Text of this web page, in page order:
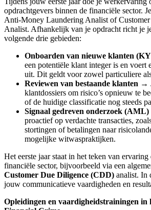
opdrachtgevers binnen de financiële sector.
Anti-Money Laundering Analist of
Analist. Afhankelijk van je opdracht richt je
volgende drie gebieden:
Onboarden van nieuwe klanten
een potentiële klant integer is en voert
uit. Dit geldt voor zowel particuliere
Reviewen van bestaande klanten →
klantdossiers om risico’s opnieuw te
of de huidige classificatie nog steeds
Signaal gedreven onderzoek (AML)
proactief op verdachte transacties,
stortingen of betalingen naar
mogelijke witwaspraktijken.
Het eerste jaar staat in het teken van
financiële sector, bijvoorbeeld via een
Customer Due Diligence (CDD) analist. In
jouw communicatieve vaardigheden en
Opleidingen en vaardigheidstrainingen in